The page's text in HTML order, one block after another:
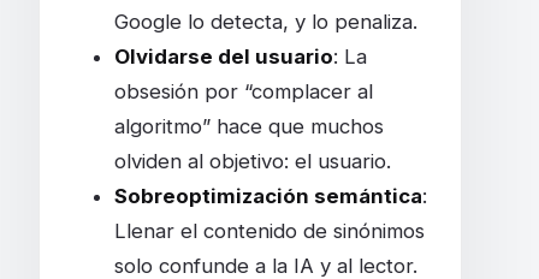
Google lo detecta, y lo penaliza.
Olvidarse del usuario: La
obsesión por “complacer al
algoritmo” hace que muchos
olviden al objetivo: el usuario.
Sobreoptimización semántica:
Llenar el contenido de sinónimos
solo confunde a la IA y al lector.